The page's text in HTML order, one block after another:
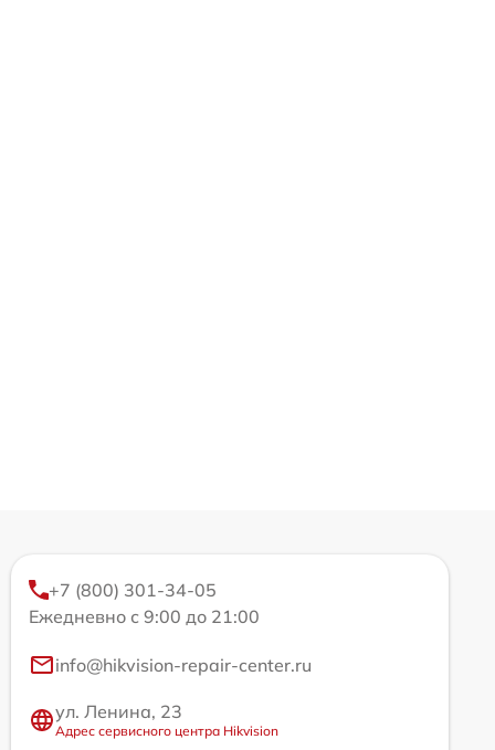
+7 (800) 301-34-05
Ежедневно с 9:00 до 21:00
info@hikvision-repair-center.ru
ул. Ленина, 23
Адрес сервисного центра Hikvision